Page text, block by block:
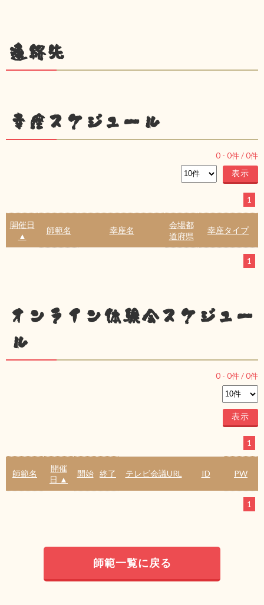
連絡先
幸座スケジュール
0 - 0件 /0件
1
開催日
▲
師範名 幸座名
会場都
道府県
幸座タイプ
1
オンライン体験会スケジュー
ル
0 - 0件 /0件
1
師範名
開催
日 ▲
開始 終了 テレビ会議URL ID PW
1
師範一覧に戻る